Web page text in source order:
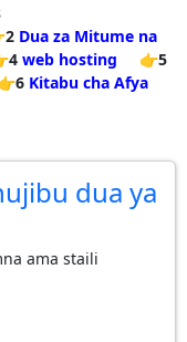
Dua za Mitume na
web hosting
👉5
Kitabu cha Afya
dua ya
ama staili